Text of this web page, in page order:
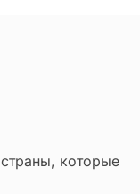
которые